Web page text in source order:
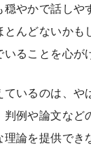
穏やかで話し
とんどないか
ることを心が
ているのは、
判例や論文など
理論を提供で